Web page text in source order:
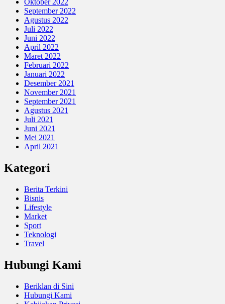
Oktober 2022
September 2022
Agustus 2022
Juli 2022
Juni 2022
April 2022
Maret 2022
Februari 2022
Januari 2022
Desember 2021
November 2021
September 2021
Agustus 2021
Juli 2021
Juni 2021
Mei 2021
April 2021
Kategori
Berita Terkini
Bisnis
Lifestyle
Market
Sport
Teknologi
Travel
Hubungi Kami
Beriklan di Sini
Hubungi Kami